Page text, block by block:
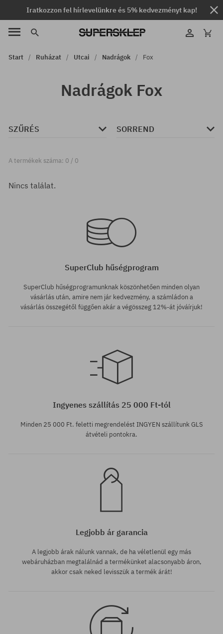
Iratkozzon fel hírlevelünkre és 5% kedvezményt kap!
Start Ruházat Utcai Nadrágok Fox
Nadrágok Fox
SZŰRÉS SORREND
A termékek száma: 0 / 0
Nincs találat.
SuperClub hűségprogram
SuperClub hűségprogramunknak köszönhetően minden olyan
vásárlás után, amire nem jár kedvezmény, a számládon a
vásárlás összegétől függően akár a végösszeg 12%-át jóváírjuk!
Ingyenes szállítás 25 000 Ft-tól
Minden 25 000 Ft. feletti megrendelést INGYEN szállítunk GLS
átvételi pontokra.
Legjobb ár garancia
A legjobb árak nálunk vannak, de ha véletlenül egy más
webáruházban megtalálnád a termékünket alacsonyabb áron,
akkor csak neked levisszük a termék árát!